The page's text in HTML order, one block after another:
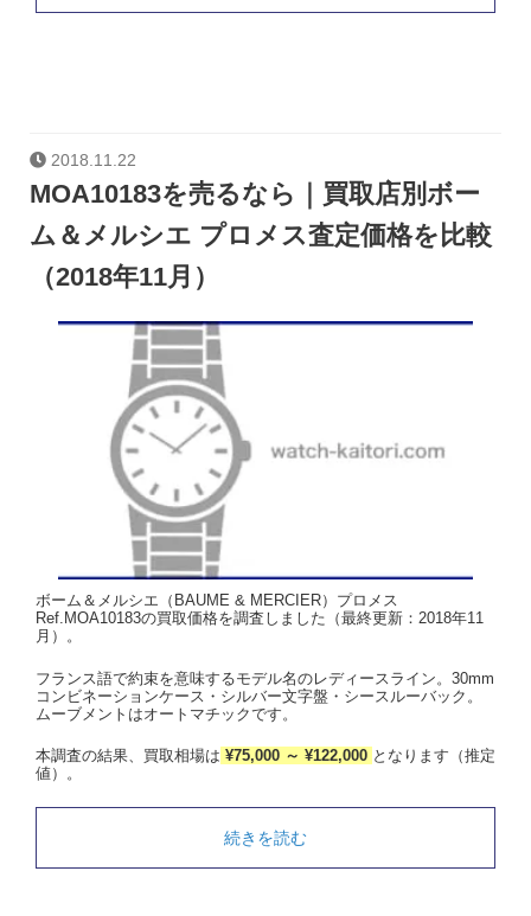
2018.11.22
MOA10183を売るなら｜買取店別ボー
ム＆メルシエ プロメス査定価格を比較
（2018年11月）
ボーム＆メルシエ（BAUME & MERCIER）プロメス
Ref.MOA10183の買取価格を調査しました（最終更新：2018年11
月）。
フランス語で約束を意味するモデル名のレディースライン。30mm
コンビネーションケース・シルバー文字盤・シースルーバック。
ムーブメントはオートマチックです。
本調査の結果、買取相場は ¥75,000 ～ ¥122,000 となります（推定
値）。
続きを読む